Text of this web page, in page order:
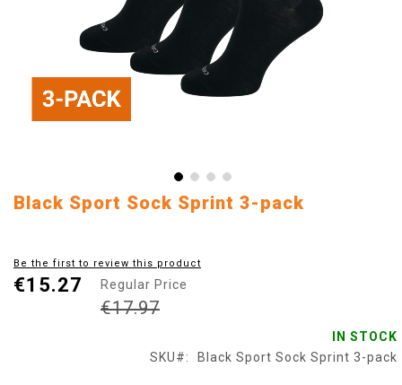
Skip
of
the
Black Sport Sock Sprint 3-pack
Be the first to review this product
€15.27 Regular Price
€17.97
IN STOCK
SKU
Black Sport Sock Sprint 3-pack